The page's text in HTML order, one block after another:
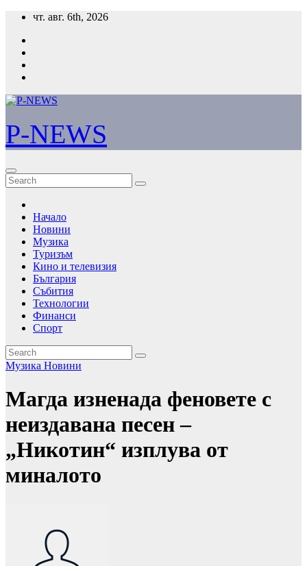
Skip
content
чт. авг. 6th, 2026
P-NEWS
Начало
Новини
Музика
Туризъм
Кино и телевизия
България
Събития
Технологии
Финанси
Спорт
Музика Новини
Магда изненада феновете с
неиздавана песен –
„Никотин“ изплува от
миналото